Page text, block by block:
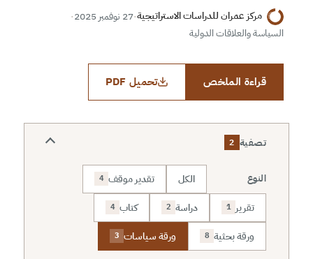
مركز عمران للدراسات الاستراتيجية·27 نوفمبر 2025
·
السياسة والعلاقات الدولية
قراءة الملخص تحميل PDF
تصفية 2
النوع الكل تقدير موقف 4
تقرير 1 دراسة 2 كتاب 4
ورقة بحثية 8 ورقة سياسات 3